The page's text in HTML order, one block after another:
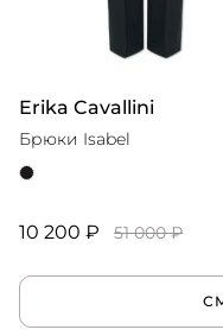
Erika Cavallini
Брюки Isabel
10 200 ₽ 51 000 ₽